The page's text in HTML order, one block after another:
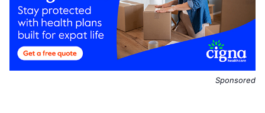
Sponsored